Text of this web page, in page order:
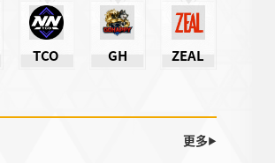
TCO GH ZEAL
更多 ▶